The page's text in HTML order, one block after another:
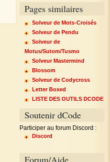
Pages similaires
Solveur de Mots-Croisés
Solveur de Pendu
Solveur de
Motus/Sutom/Tusmo
Solveur Mastermind
Blossom
Solveur de Codycross
Letter Boxed
LISTE DES OUTILS DCODE
Soutenir dCode
Participer au forum Discord :
Discord
Forum/Aide